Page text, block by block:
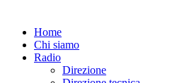
Radio 104
Like It !Home
Chi siamo
Radio
Direzione